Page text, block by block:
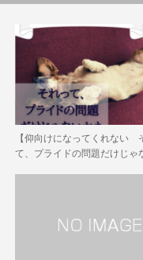
【仰向けになってくれない
て、プライドの問題だけじ